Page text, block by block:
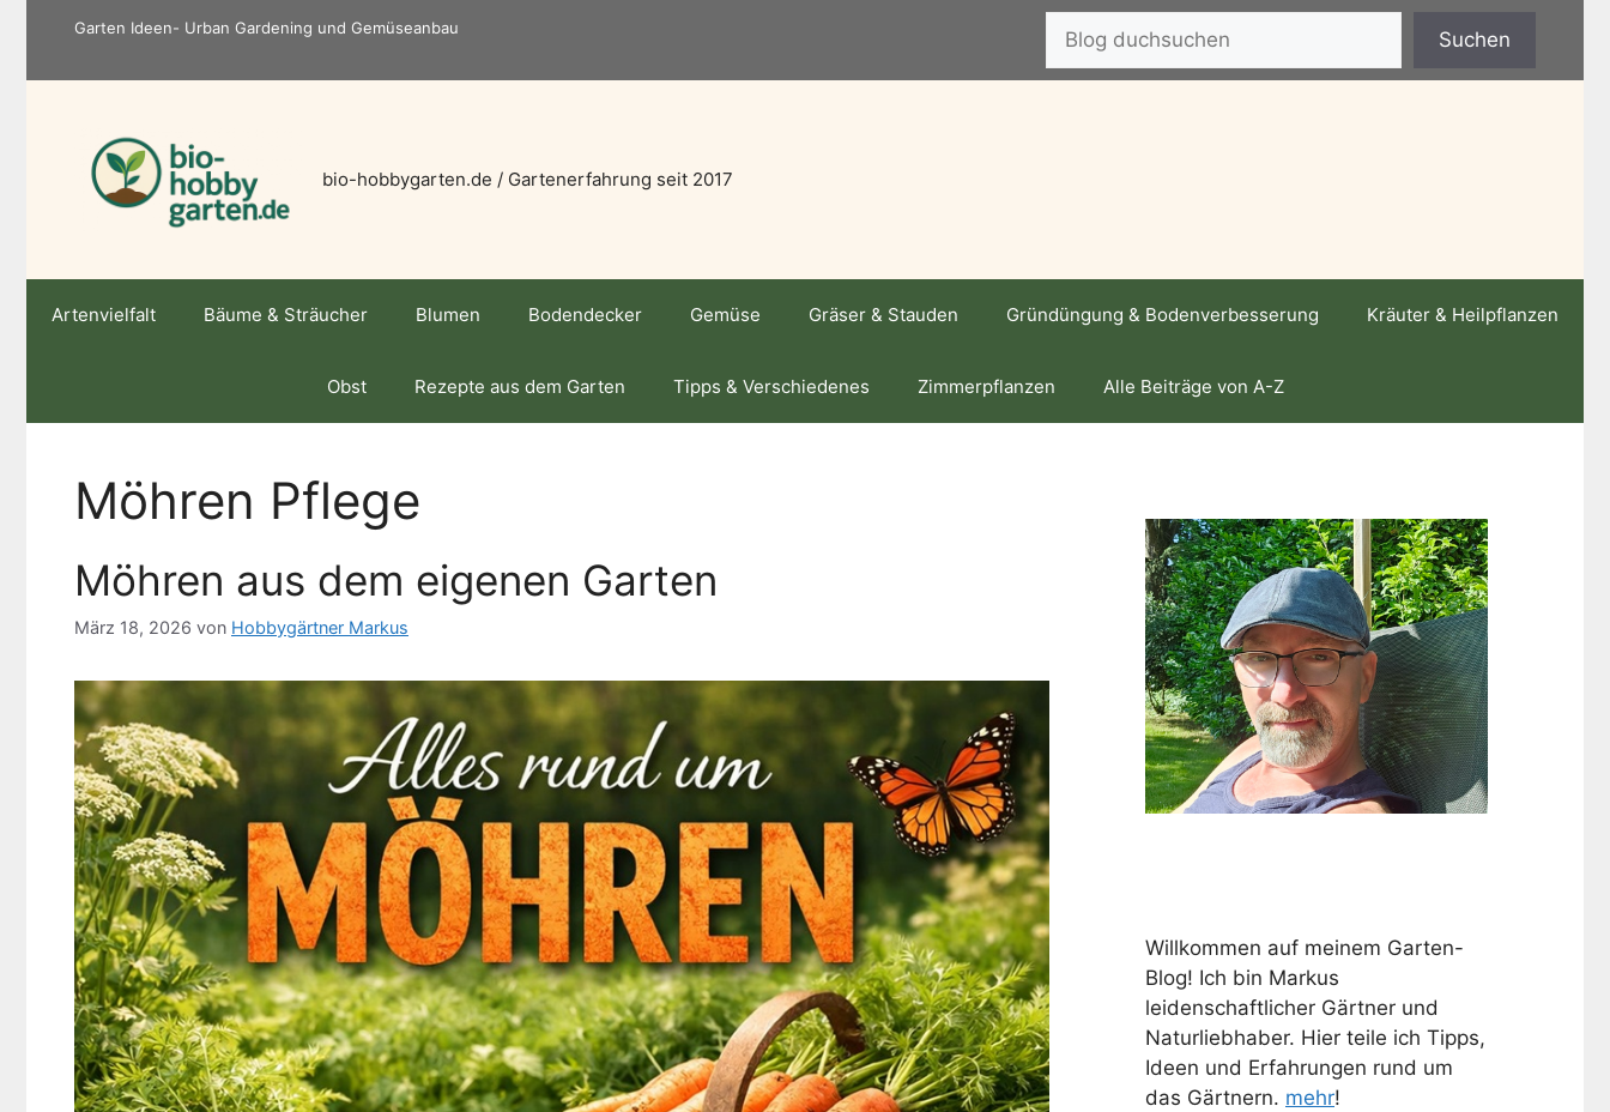
Garten Ideen- Urban Gardening und Gemüseanbau Suchen
bio-hobbygarten.de / Gartenerfahrung seit 2017
Artenvielfalt Bäume & Sträucher Blumen Bodendecker Gemüse Gräser & Stauden Gründüngung & Bodenverbesserung Kräuter & Heilpflanzen
Obst Rezepte aus dem Garten Tipps & Verschiedenes Zimmerpflanzen Alle Beiträge von A-Z
Möhren Pflege
Möhren aus dem eigenen Garten
März 18, 2026 von Hobbygärtner Markus
Willkommen auf meinem Garten-
Blog! Ich bin Markus
leidenschaftlicher Gärtner und
Naturliebhaber. Hier teile ich Tipps,
Ideen und Erfahrungen rund um
das Gärtnern. mehr!